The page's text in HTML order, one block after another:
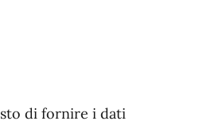
di fornire i dati